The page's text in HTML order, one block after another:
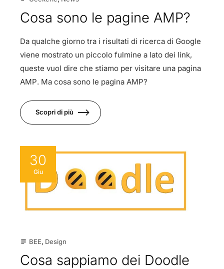
Cosa sono le pagine AMP?
Da qualche giorno tra i risultati di ricerca di Google
viene mostrato un piccolo fulmine a lato dei link,
queste vuol dire che stiamo per visitare una pagina
AMP. Ma cosa sono le pagina AMP?
Scopri di più
30
Giu
subject BEE, Design
Cosa sappiamo dei Doodle